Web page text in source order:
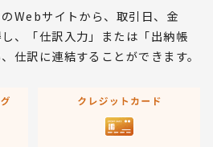
Webサイトから、取引日、金
、「仕訳入力」または「出納帳
仕訳に連結することができます。